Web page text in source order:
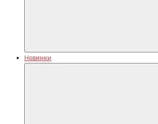
Новинки